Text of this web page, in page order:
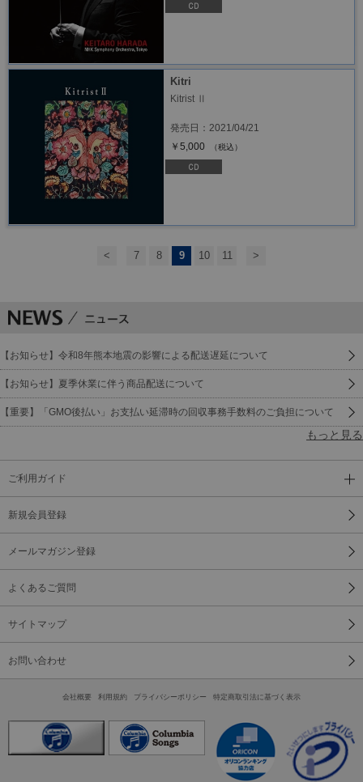
Kitri
Kitrist Ⅱ
発売日：2021/04/21
￥5,000
（税込）
< 7 8 9 10 11 >
【お知らせ】令和8年熊本地震の影響による配送遅延について
【お知らせ】夏季休業に伴う商品配送について
【重要】「GMO後払い」お支払い延滞時の回収事務手数料のご負担について
もっと見る
ご利用ガイド
新規会員登録
メールマガジン登録
よくあるご質問
サイトマップ
お問い合わせ
会社概要 利用規約 プライバシーポリシー 特定商取引法に基づく表示